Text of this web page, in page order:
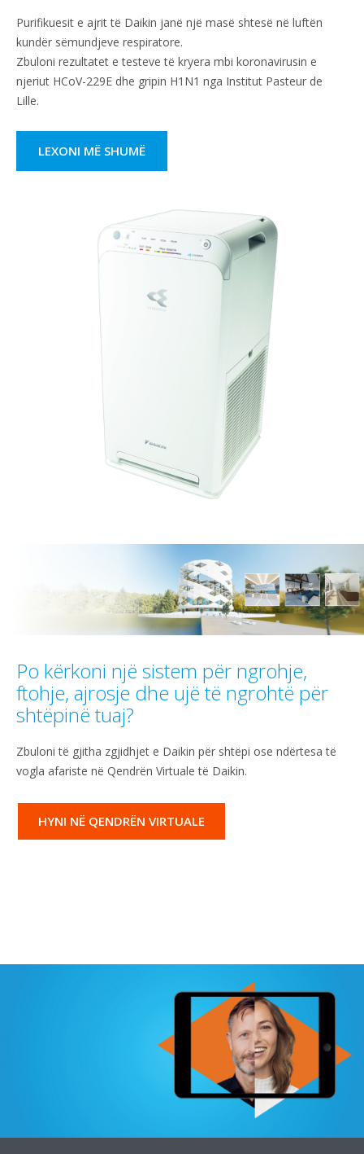
Purifikuesit e ajrit të Daikin janë një masë shtesë në luftën
kundër sëmundjeve respiratore.
Zbuloni rezultatet e testeve të kryera mbi koronavirusin e
njeriut HCoV-229E dhe gripin H1N1 nga Institut Pasteur de
Lille.
LEXONI MË SHUMË
Po kërkoni një sistem për ngrohje,
ftohje, ajrosje dhe ujë të ngrohtë për
shtëpinë tuaj?
Zbuloni të gjitha zgjidhjet e Daikin për shtëpi ose ndërtesa të
vogla afariste në Qendrën Virtuale të Daikin.
HYNI NË QENDRËN VIRTUALE